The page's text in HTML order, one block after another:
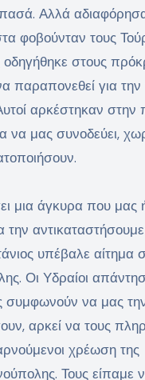
Αλλά
φοβούνταν τους
οδηγήθηκε στους
παραπονεθεί για
αρκέστηκαν
να μας συνοδεύει,
μια άγκυρα που μας
την
υπέβαλε αίτημα
Οι Υδραίοι
συμφωνούν να μας
αρκεί να τους
χρέωση της
Τους είπαμε